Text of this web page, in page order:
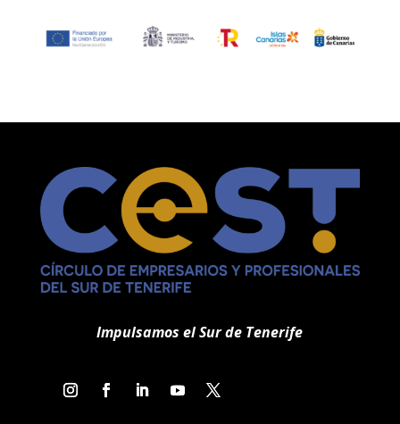
Impulsamos el Sur de Tenerife